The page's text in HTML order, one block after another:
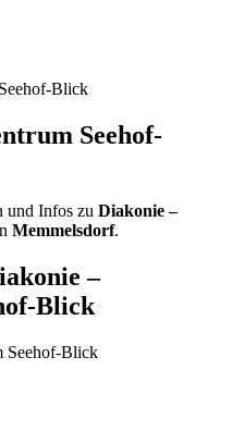
Blick
Seehof-
und Infos zu Diakonie –
Memmelsdorf.
–
Blick
Seehof-Blick